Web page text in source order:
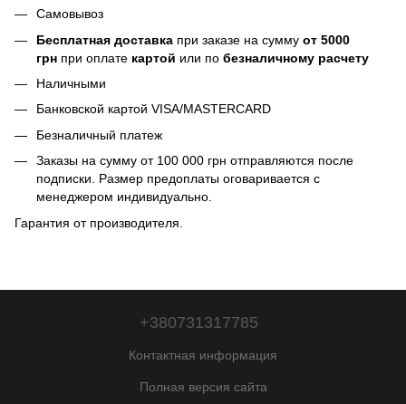
Самовывоз
Бесплатная доставка при заказе на сумму от 5000
грн при оплате картой или по безналичному расчету
Наличными
Банковской картой VISA/MASTERCARD
Безналичный платеж
Заказы на сумму от 100 000 грн отправляются после
подписки. Размер предоплаты оговаривается с
менеджером индивидуально.
Гарантия от производителя.
+380731317785
Контактная информация
Полная версия сайта